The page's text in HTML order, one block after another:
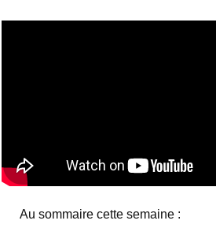
Au sommaire cette semaine :